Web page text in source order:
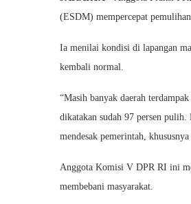
(ESDM) mempercepat
Ia menilai kondisi di lapangan
kembali normal.
“Masih banyak daerah
dikatakan sudah 97 persen pulih.
mendesak pemerintah,
Anggota Komisi V DPR RI ini
membebani masyarakat.